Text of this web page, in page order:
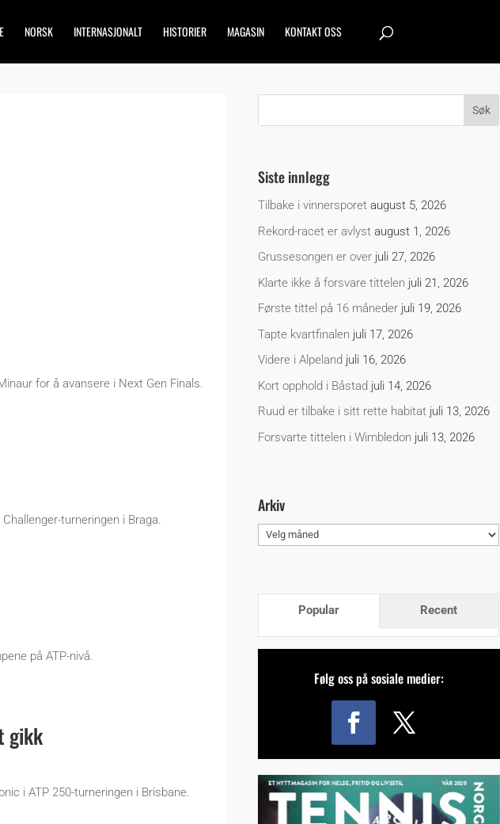
NORSK INTERNASJONALT HISTORIER MAGASIN KONTAKT OSS
for å avansere i Next Gen Finals.
turneringen i Braga.
på ATP-nivå.
gikk
i ATP 250-turneringen i Brisbane.
Siste innlegg
Tilbake i vinnersporet august 5, 2026
Rekord-racet er avlyst august 1, 2026
Grussesongen er over juli 27, 2026
Klarte ikke å forsvare tittelen juli 21, 2026
Første tittel på 16 måneder juli 19, 2026
Tapte kvartfinalen juli 17, 2026
Videre i Alpeland juli 16, 2026
Kort opphold i Båstad juli 14, 2026
Ruud er tilbake i sitt rette habitat juli 13, 2026
Forsvarte tittelen i Wimbledon juli 13, 2026
Arkiv
Arkiv
Popular Recent
Følg oss på sosiale medier: